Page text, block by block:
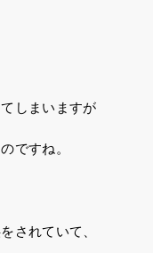
しまいますが
ですね。
されていて、